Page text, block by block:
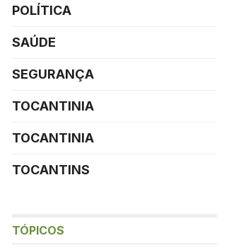
POLÍTICA
SAÚDE
SEGURANÇA
TOCANTINIA
TOCANTINIA
TOCANTINS
TÓPICOS